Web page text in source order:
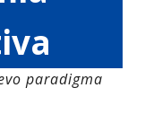
paradigma